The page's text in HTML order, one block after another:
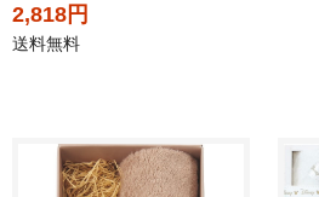
2,818円
送料無料